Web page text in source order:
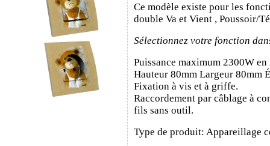
Ce modèle existe pour les
double Va et Vient , Poussoir/
Sélectionnez votre fonction
Puissance maximum 2300W
Hauteur 80mm Largeur 80mm
Fixation à vis et à griffe.
Raccordement par câblage à
fils sans outil.
Type de produit: Appareillage